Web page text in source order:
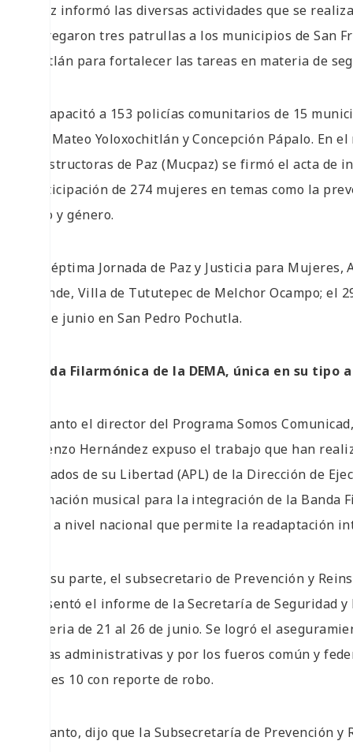
Ortiz informó las diversas actividades que se
entregaron tres patrullas a los municipios de San
Coatlán para fortalecer las tareas en materia de
Se capacitó a 153 policías comunitarios de 15
San Mateo Yoloxochitlán y Concepción Pápalo. En
Constructoras de Paz (Mucpaz) se firmó el acta
participación de 274 mujeres en temas como la
sexo y género.
La Séptima Jornada de Paz y Justicia para
Grande, Villa de Tututepec de Melchor Ocampo;
30 de junio en San Pedro Pochutla.
Banda Filarmónica de la DEMA, única en su tipo
En tanto el director del Programa Somos
Lorenzo Hernández expuso el trabajo que han
Privados de su Libertad (APL) de la Dirección de
formación musical para la integración de la
tipo a nivel nacional que permite la readaptación
Por su parte, el subsecretario de Prevención y
presentó el informe de la Secretaría de Seguridad
materia de 21 al 26 de junio. Se logró el
faltas administrativas y por los fueros común y
cuales 10 con reporte de robo.
En tanto, dijo que la Subsecretaría de Prevención